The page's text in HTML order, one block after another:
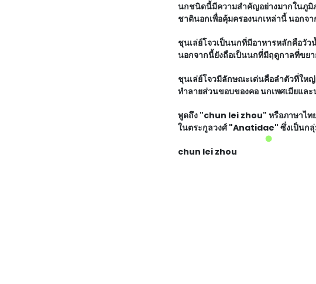
นกชนิดนี้มีความสำคัญอย่างมากในภูมิ
ชาตินอกเพื่อคุ้มครองนกเหล่านี้ นอก
ชุนเล่ย์โจวเป็นนกที่มีอาหารหลักคือวัว
นอกจากนี้ยังถือเป็นนกที่มีฤดูกาลที่ขย
ชุนเล่ย์โจวมีลักษณะเด่นคือลำตัวที่ให
ทำลายส่วนขอบของคอ นกเพศเมียแล
พูดถึง "chun lei zhou" หรือภาษาไท
ในตระกูลวงศ์ "Anatidae" ซึ่งเป็นก
chun lei zhou